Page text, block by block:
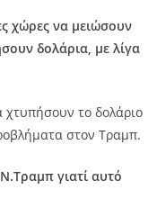
χώρες να μειώσουν
δολάρια, με λίγα
χτυπήσουν το δολάριο
στον Τραμπ.
γιατί αυτό